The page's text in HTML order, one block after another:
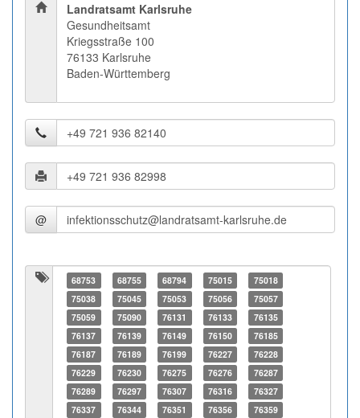
Landratsamt Karlsruhe
Gesundheitsamt
Kriegsstraße 100
76133 Karlsruhe
Baden-Württemberg
@
68753 68755 68794 75015
75018
75038
75045 75053 75056
75057
75059
75090 76131 76133
76135
76137
76139 76149 76150
76185
76187
76189 76199 76227
76228
76229
76230 76275 76276
76287
76289
76297 76307 76316
76327
76337
76344 76351 76356 76359